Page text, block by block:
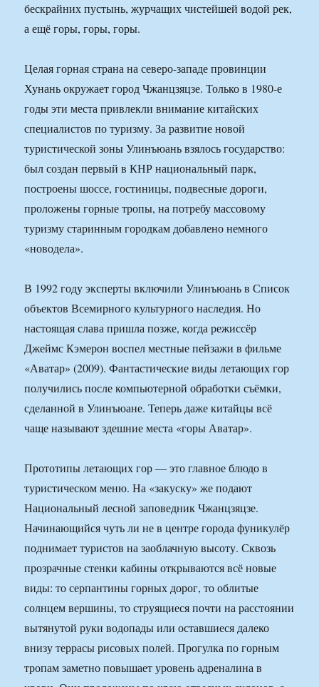
бескрайних пустынь, журчащих чистейшей водой рек,
а ещё горы, горы, горы.
Целая горная страна на северо-западе провинции
Хунань окружает город Чжанцзяцзе. Только в 1980-е
годы эти места привлекли внимание китайских
специалистов по туризму. За развитие новой
туристической зоны Улинъюань взялось государство:
был создан первый в КНР национальный парк,
построены шоссе, гостиницы, подвесные дороги,
проложены горные тропы, на потребу массовому
туризму старинным городкам добавлено немного
«новодела».
В 1992 году эксперты включили Улинъюань в Список
объектов Всемирного культурного наследия. Но
настоящая слава пришла позже, когда режиссёр
Джеймс Кэмерон воспел местные пейзажи в фильме
«Аватар» (2009). Фантастические виды летающих гор
получились после компьютерной обработки съёмки,
сделанной в Улинъюане. Теперь даже китайцы всё
чаще называют здешние места «горы Аватар».
Прототипы летающих гор — это главное блюдо в
туристическом меню. На «закуску» же подают
Национальный лесной заповедник Чжанцзяцзе.
Начинающийся чуть ли не в центре города фуникулёр
поднимает туристов на заоблачную высоту. Сквозь
прозрачные стенки кабины открываются всё новые
виды: то серпантины горных дорог, то облитые
солнцем вершины, то струящиеся почти на расстоянии
вытянутой руки водопады или оставшиеся далеко
внизу террасы рисовых полей. Прогулка по горным
тропам заметно повышает уровень адреналина в